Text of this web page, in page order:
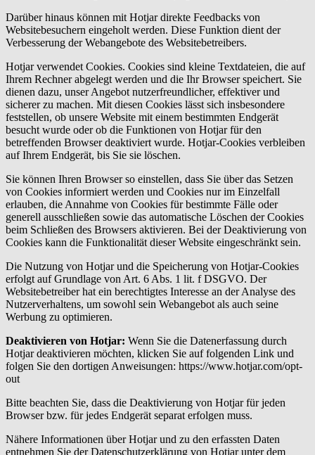
Darüber hinaus können mit Hotjar direkte Feedbacks von
Websitebesuchern eingeholt werden. Diese Funktion dient der
Verbesserung der Webangebote des Websitebetreibers.
Hotjar verwendet Cookies. Cookies sind kleine Textdateien, die auf
Ihrem Rechner abgelegt werden und die Ihr Browser speichert. Sie
dienen dazu, unser Angebot nutzerfreundlicher, effektiver und
sicherer zu machen. Mit diesen Cookies lässt sich insbesondere
feststellen, ob unsere Website mit einem bestimmten Endgerät
besucht wurde oder ob die Funktionen von Hotjar für den
betreffenden Browser deaktiviert wurde. Hotjar-Cookies verbleiben
auf Ihrem Endgerät, bis Sie sie löschen.
Sie können Ihren Browser so einstellen, dass Sie über das Setzen
von Cookies informiert werden und Cookies nur im Einzelfall
erlauben, die Annahme von Cookies für bestimmte Fälle oder
generell ausschließen sowie das automatische Löschen der Cookies
beim Schließen des Browsers aktivieren. Bei der Deaktivierung von
Cookies kann die Funktionalität dieser Website eingeschränkt sein.
Die Nutzung von Hotjar und die Speicherung von Hotjar-Cookies
erfolgt auf Grundlage von Art. 6 Abs. 1 lit. f DSGVO. Der
Websitebetreiber hat ein berechtigtes Interesse an der Analyse des
Nutzerverhaltens, um sowohl sein Webangebot als auch seine
Werbung zu optimieren.
Deaktivieren von Hotjar: Wenn Sie die Datenerfassung durch
Hotjar deaktivieren möchten, klicken Sie auf folgenden Link und
folgen Sie den dortigen Anweisungen: https://www.hotjar.com/opt-
out
Bitte beachten Sie, dass die Deaktivierung von Hotjar für jeden
Browser bzw. für jedes Endgerät separat erfolgen muss.
Nähere Informationen über Hotjar und zu den erfassten Daten
entnehmen Sie der Datenschutzerklärung von Hotjar unter dem